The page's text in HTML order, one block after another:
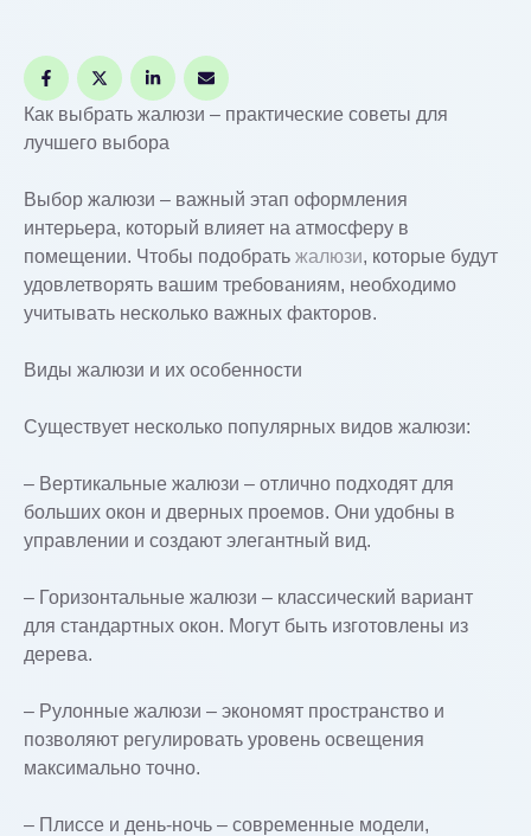
Как выбрать жалюзи – практические советы для
лучшего выбора
Выбор жалюзи – важный этап оформления
интерьера, который влияет на атмосферу в
помещении. Чтобы подобрать жалюзи, которые будут
удовлетворять вашим требованиям, необходимо
учитывать несколько важных факторов.
Виды жалюзи и их особенности
Существует несколько популярных видов жалюзи:
– Вертикальные жалюзи – отлично подходят для
больших окон и дверных проемов. Они удобны в
управлении и создают элегантный вид.
– Горизонтальные жалюзи – классический вариант
для стандартных окон. Могут быть изготовлены из
дерева.
– Рулонные жалюзи – экономят пространство и
позволяют регулировать уровень освещения
максимально точно.
– Плиссе и день-ночь – современные модели,